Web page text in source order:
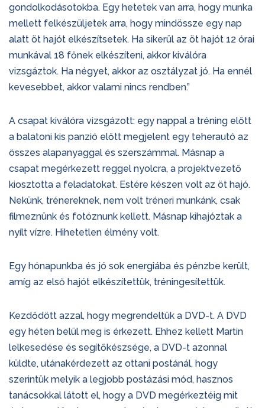
gondolkodásotokba. Egy hetetek van arra, hogy munka
mellett felkészüljetek arra, hogy mindössze egy nap
alatt öt hajót elkészítsetek. Ha sikerül az öt hajót 12 órai
munkával 18 főnek elkészíteni, akkor kiválóra
vizsgáztok. Ha négyet, akkor az osztályzat jó. Ha ennél
kevesebbet, akkor valami nincs rendben.”
A csapat kiválóra vizsgázott: egy nappal a tréning előtt
a balatoni kis panzió előtt megjelent egy teherautó az
összes alapanyaggal és szerszámmal. Másnap a
csapat megérkezett reggel nyolcra, a projektvezető
kiosztotta a feladatokat. Estére készen volt az öt hajó.
Nekünk, trénereknek, nem volt tréneri munkánk, csak
filmeznünk és fotóznunk kellett. Másnap kihajóztak a
nyílt vízre. Hihetetlen élmény volt.
Egy hónapunkba és jó sok energiába és pénzbe került,
amíg az első hajót elkészítettük, tréningesítettük.
Kezdődött azzal, hogy megrendeltük a DVD-t. A DVD
egy héten belül meg is érkezett. Ehhez kellett Martin
lelkesedése és segítőkészsége, a DVD-t azonnal
küldte, utánakérdezett az ottani postánál, hogy
szerintük melyik a legjobb postázási mód, hasznos
tanácsokkal látott el, hogy a DVD megérkeztéig mit